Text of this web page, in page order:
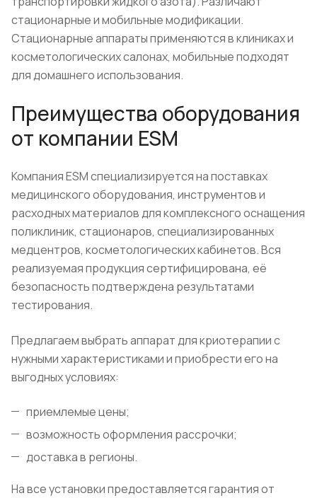
стационарные и мобильные модификации.
Стационарные аппараты применяются в клиниках и
косметологических салонах, мобильные подходят
для домашнего использования.
Преимущества оборудования
от компании ESM
Компания ESM специализируется на поставках
медицинского оборудования, инструментов и
расходных материалов для комплексного оснащения
поликлиник, стационаров, специализированных
медцентров, косметологических кабинетов. Вся
реализуемая продукция сертифицирована, её
безопасность подтверждена результатами
тестирования.
Предлагаем выбрать аппарат для криотерапии с
нужными характеристиками и приобрести его на
выгодных условиях:
приемлемые цены;
возможность оформления рассрочки;
доставка в регионы.
На все установки предоставляется гарантия от